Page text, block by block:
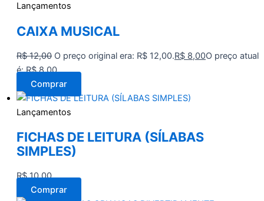
Lançamentos
CAIXA MUSICAL
R$12,00 O preço original era: R$ 12,00.R$ 8,00O preço atual
é: R$ 8,00.
Comprar
Lançamentos
FICHAS DE LEITURA (SÍLABAS
SIMPLES)
R$10,00
Comprar